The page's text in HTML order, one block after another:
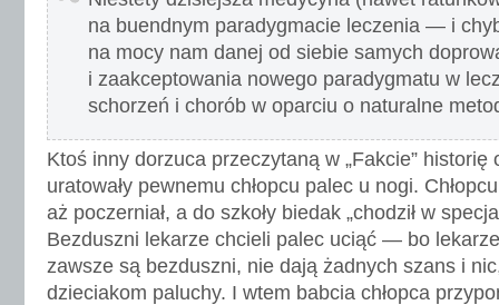
na buendnym paradygmacie leczenia — i
na mocy nam danej od siebie samych
i zaakceptowania nowego paradygmatu w
schorzeń i chorób w oparciu o naturalne
Ktoś inny dorzuca przeczytaną w „Fakcie” historię
uratowały pewnemu chłopcu palec u nogi.
aż poczerniał, a do szkoły biedak „chodził w
Bezduszni lekarze chcieli palec uciąć — bo
zawsze są bezduszni, nie dają żadnych szans i
dzieciakom paluchy. I wtem babcia chłopca